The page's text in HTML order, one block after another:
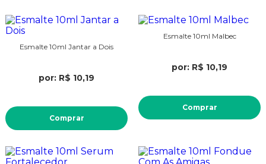
Esmalte 10ml Jantar a Dois
por: R$ 10,19
Comprar
Esmalte 10ml Malbec
por: R$ 10,19
Comprar